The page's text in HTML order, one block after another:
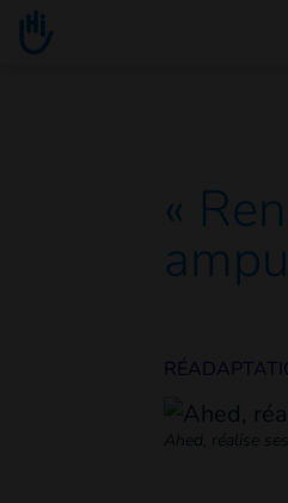
Go to main content
«
Ahed, réalise